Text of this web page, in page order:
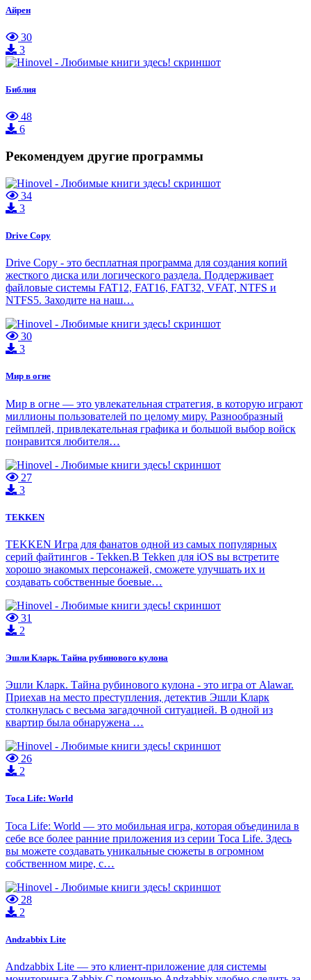
Айрен
30
3
Библия
48
6
Рекомендуем другие программы
34
3
Drive Copy
Drive Copy - это бесплатная программа для создания копий
жесткого диска или логического раздела. Поддерживает
файловые системы FAT12, FAT16, FAT32, VFAT, NTFS и
NTFS5. Заходите на наш…
30
3
Мир в огне
Мир в огне — это увлекательная стратегия, в которую играют
миллионы пользователей по целому миру. Разнообразный
геймплей, привлекательная графика и большой выбор войск
понравится любителя…
27
3
TEKKEN
TEKKEN Игра для фанатов одной из самых популярных
серий файтингов - Tekken.В Tekken для iOS вы встретите
хорошо знакомых персонажей, сможете улучшать их и
создавать собственные боевые…
31
2
Эшли Кларк. Тайна рубинового кулона
Эшли Кларк. Тайна рубинового кулона - это игра от Alawar.
Приехав на место преступления, детектив Эшли Кларк
столкнулась с весьма загадочной ситуацией. В одной из
квартир была обнаружена …
26
2
Toca Life: World
Toca Life: World — это мобильная игра, которая объединила в
себе все более ранние приложения из серии Toca Life. Здесь
вы можете создавать уникальные сюжеты в огромном
собственном мире, с…
28
2
Andzabbix Lite
Andzabbix Lite — это клиент-приложение для системы